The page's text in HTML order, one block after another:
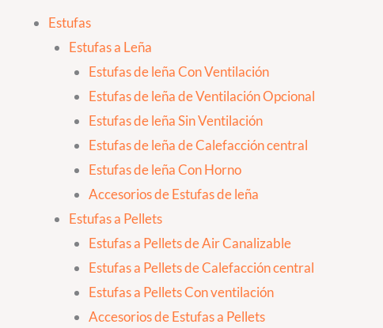
Estufas
Estufas a Leña
Estufas de leña Con Ventilación
Estufas de leña de Ventilación Opcional
Estufas de leña Sin Ventilación
Estufas de leña de Calefacción central
Estufas de leña Con Horno
Accesorios de Estufas de leña
Estufas a Pellets
Estufas a Pellets de Air Canalizable
Estufas a Pellets de Calefacción central
Estufas a Pellets Con ventilación
Accesorios de Estufas a Pellets